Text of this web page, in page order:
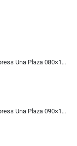
Colchón con Sommier Box Express Una Plaza 080×190
Colchón con Sommier Box Express Una Plaza 090×190